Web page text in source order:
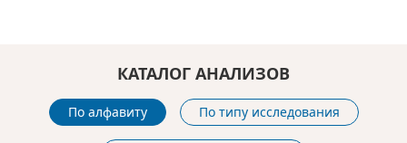
КАТАЛОГ АНАЛИЗОВ
По алфавиту По типу исследования